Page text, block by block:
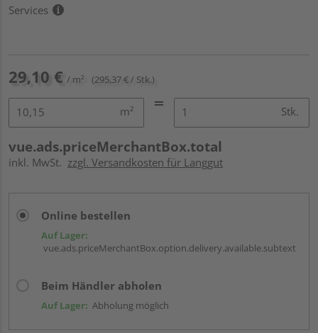
Services
29,10 € / m² (295,37 € / Stk.)
m² Stk.
vue.ads.priceMerchantBox.total
inkl. MwSt. zzgl. Versandkosten für Langgut
Online bestellen
Auf Lager:
vue.ads.priceMerchantBox.option.delivery.available.subtext
Beim Händler abholen
Auf Lager: Abholung möglich